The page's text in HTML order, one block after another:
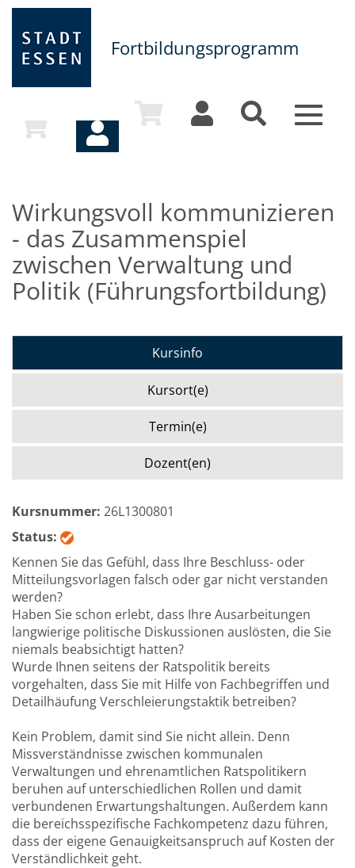
Fortbildungsprogramm
Toggle
Wirkungsvoll kommunizieren
- das Zusammenspiel
zwischen Verwaltung und
Politik (Führungsfortbildung)
Kursinfo
Kursort(e)
Termin(e)
Dozent(en)
Kursnummer: 26L1300801
Status:
Kennen Sie das Gefühl, dass Ihre Beschluss- oder
Mitteilungsvorlagen falsch oder gar nicht verstanden
werden?
Haben Sie schon erlebt, dass Ihre Ausarbeitungen
langwierige politische Diskussionen auslösten, die Sie
niemals beabsichtigt hatten?
Wurde Ihnen seitens der Ratspolitik bereits
vorgehalten, dass Sie mit Hilfe von Fachbegriffen und
Detailhäufung Verschleierungstaktik betreiben?
Kein Problem, damit sind Sie nicht allein. Denn
Missverständnisse zwischen kommunalen
Verwaltungen und ehrenamtlichen Ratspolitikern
beruhen auf unterschiedlichen Rollen und damit
verbundenen Erwartungshaltungen. Außerdem kann
die bereichsspezifische Fachkompetenz dazu führen,
dass der eigene Genauigkeitsanspruch auf Kosten der
Verständlichkeit geht.